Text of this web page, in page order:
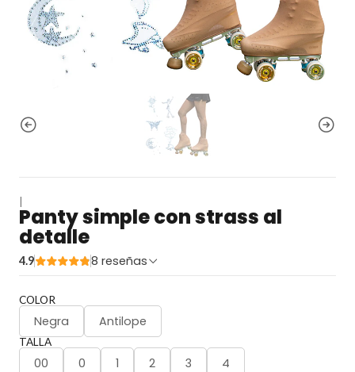
Panty simple con strass al
detalle
4.9 8 reseñas
COLOR
Negra Antilope
TALLA
00 0 1 2 3 4